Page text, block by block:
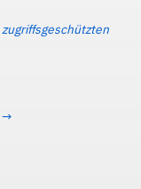
zugriffsgeschützten
→